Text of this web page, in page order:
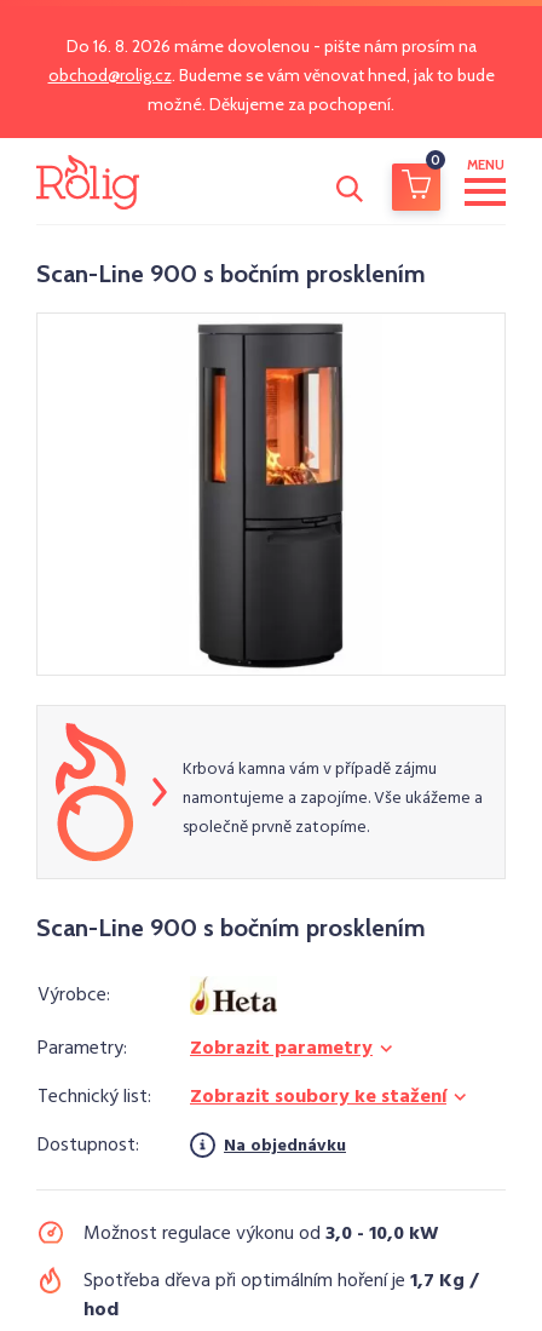
Do 16. 8. 2026 máme dovolenou - pište nám prosím na
obchod@rolig.cz. Budeme se vám věnovat hned, jak to bude
možné. Děkujeme za pochopení.
0 MENU
Scan-Line 900 s bočním prosklením
Krbová kamna vám v případě zájmu
namontujeme a zapojíme. Vše ukážeme a
společně prvně zatopíme.
Scan-Line 900 s bočním prosklením
Výrobce:
Parametry:
Zobrazit parametry
Technický list:
Zobrazit soubory ke stažení
Dostupnost:
Na objednávku
Možnost regulace výkonu od3,0 - 10,0 kW
Spotřeba dřeva při optimálním hoření je1,7 Kg /
hod